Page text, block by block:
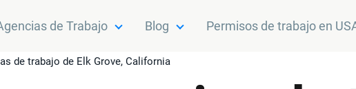
de Trabajo Blog Permisos de trabajo en
de trabajo de Elk Grove, California